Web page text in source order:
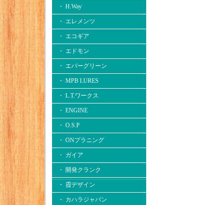
・ H.Way
・ エレメンツ
・ エコギア
・ エドモン
・ エバーグリーン
・ MPB LURES
・ L.T.ワークス
・ ENGINE
・ O.S.P
・ ONプラニング
・ ガイア
・ 開発クランク
・ 霞デザイン
・ カハラジャパン